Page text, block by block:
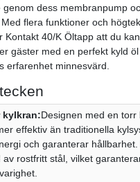
genom dess membranpump
flera funktioner och
Kontakt 40/K Öltapp att du
gäster med en perfekt kyld
erfarenhet minnesvärd.
kylkran:Designen med en torr
effektiv än traditionella
och garanterar
av rostfritt stål, vilket